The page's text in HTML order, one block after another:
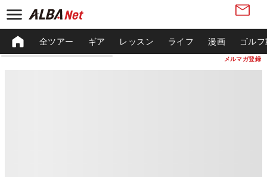
メルマガ登録
全ツアー ギア レッスン ライフ 漫画 ゴル